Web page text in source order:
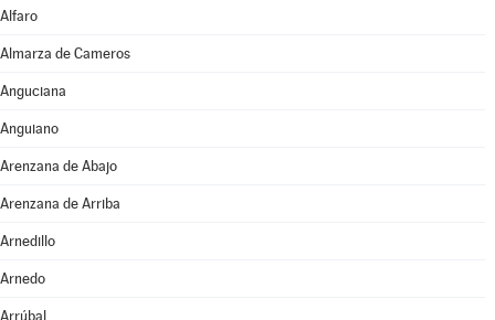
Alfaro
Almarza de Cameros
Anguciana
Anguiano
Arenzana de Abajo
Arenzana de Arriba
Arnedillo
Arnedo
Arrúbal